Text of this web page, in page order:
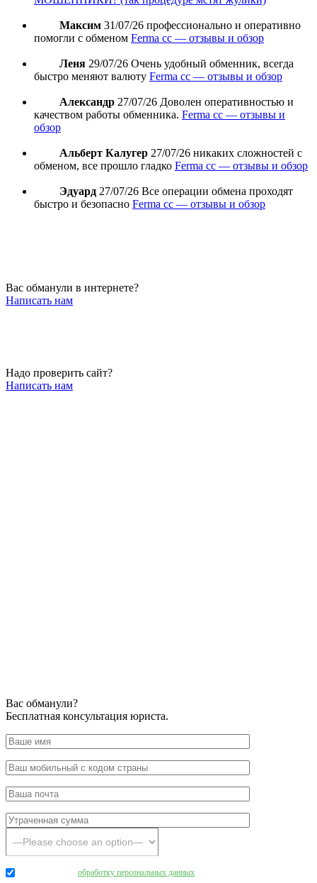
Максим 31/07/26 профессионально и оперативно
помогли с обменом Ferma cc — отзывы и обзор
Леня 29/07/26 Очень удобный обменник, всегда
быстро меняют валюту Ferma cc — отзывы и обзор
Александр 27/07/26 Доволен оперативностью и
качеством работы обменника. Ferma cc — отзывы и
обзор
Альберт Калугер 27/07/26 никаких сложностей с
обменом, все прошло гладко Ferma cc — отзывы и обзор
Эдуард 27/07/26 Все операции обмена проходят
быстро и безопасно Ferma cc — отзывы и обзор
Вас обманули в интернете?
Написать нам
Надо проверить сайт?
Написать нам
Вас обманули?
Бесплатная консультация юриста.
обработку персональных данных